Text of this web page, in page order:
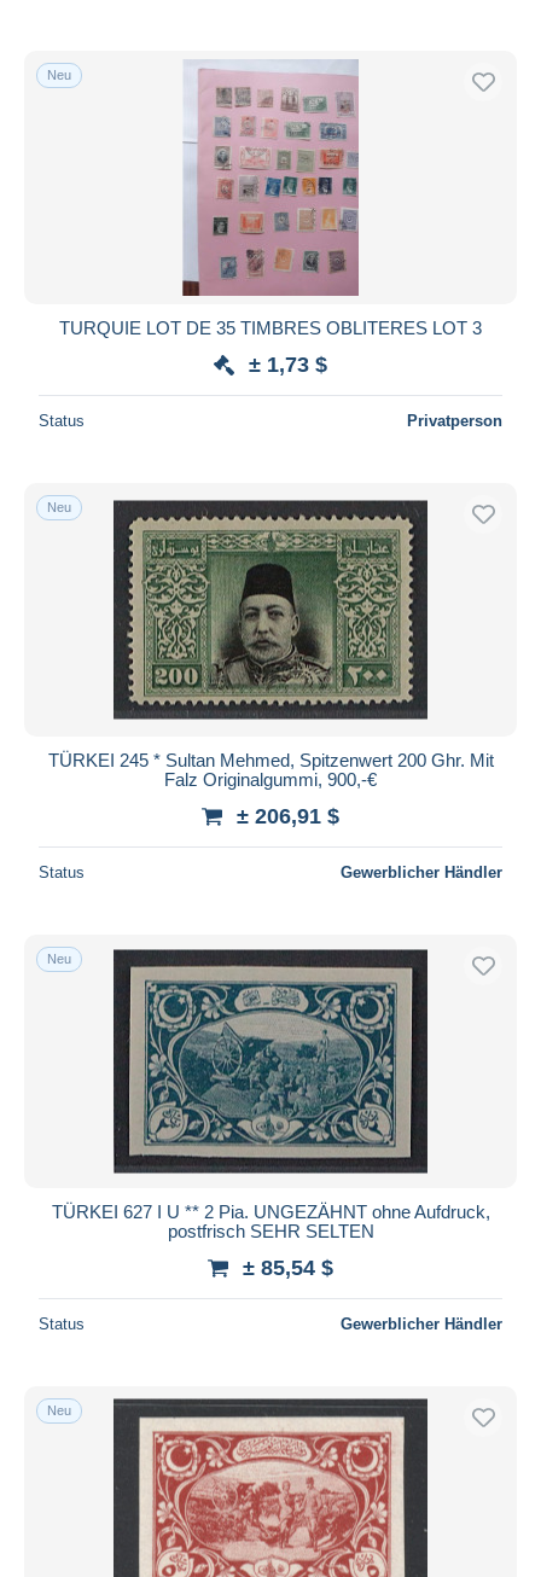
Neu
TURQUIE LOT DE 35 TIMBRES OBLITERES LOT 3
± 1,73 $
Status Privatperson
Neu
TÜRKEI 245 * Sultan Mehmed, Spitzenwert 200 Ghr. Mit
Falz Originalgummi, 900,-€
± 206,91 $
Status Gewerblicher Händler
Neu
TÜRKEI 627 I U ** 2 Pia. UNGEZÄHNT ohne Aufdruck,
postfrisch SEHR SELTEN
± 85,54 $
Status Gewerblicher Händler
Neu